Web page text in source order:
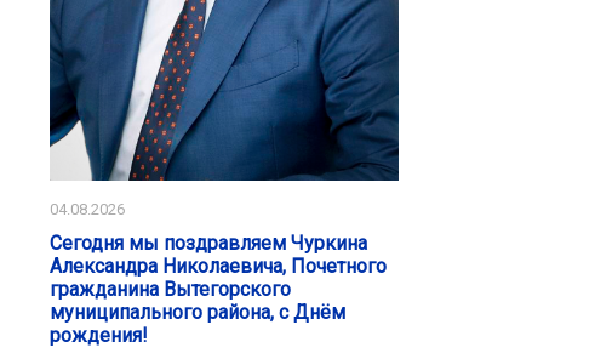
04.08.2026
Сегодня мы поздравляем Чуркина
Александра Николаевича, Почетного
гражданина Вытегорского
муниципального района, с Днём
рождения!